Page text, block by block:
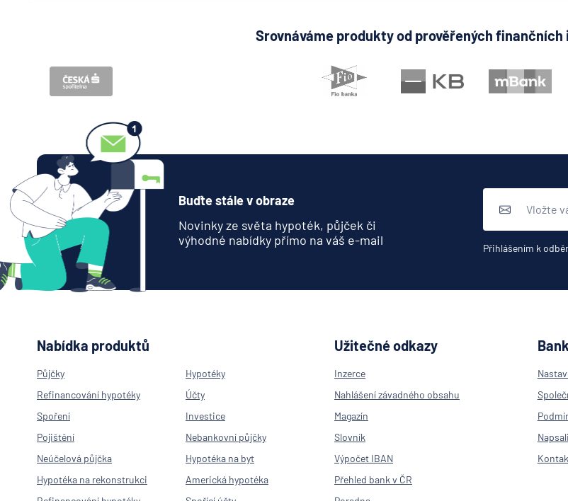
Srovnáváme produkty od prověřených
Buďte stále v obraze
Novinky ze světa hypoték, půjček či
výhodné nabídky přímo na váš e-mail
Přihlášením k
Nabídka produktů
Půjčky
Hypotéky
Refinancování hypotéky
Účty
Spoření
Investice
Pojištění
Nebankovní půjčky
Neúčelová půjčka
Hypotéka na byt
Hypotéka na rekonstrukci
Americká hypotéka
Užitečné odkazy
Inzerce
Nahlášení závadného obsahu
Magazín
Slovník
Výpočet IBAN
Přehled bank v ČR